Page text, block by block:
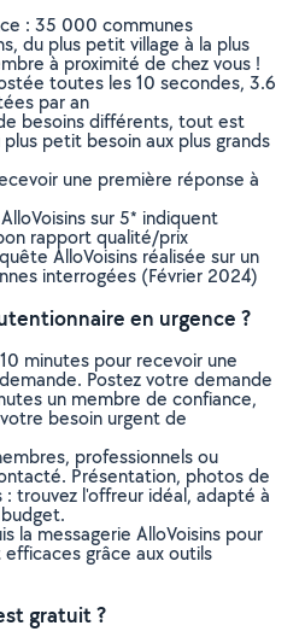
: 35 000 communes
du plus petit village à la plus
à proximité de chez vous !
toutes les 10 secondes, 3.6
par an
besoins différents, tout est
petit besoin aux plus grands
une première réponse à
sur 5* indiquent
rapport qualité/prix
AlloVoisins réalisée sur un
interrogées (Février 2024)
en urgence ?
minutes pour recevoir une
Postez votre demande
un membre de confiance,
besoin urgent de
professionnels ou
Présentation, photos de
trouvez l'offreur idéal, adapté à
la messagerie AlloVoisins pour
grâce aux outils
gratuit ?